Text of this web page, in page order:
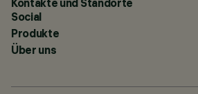
Social
Produkte
Über uns